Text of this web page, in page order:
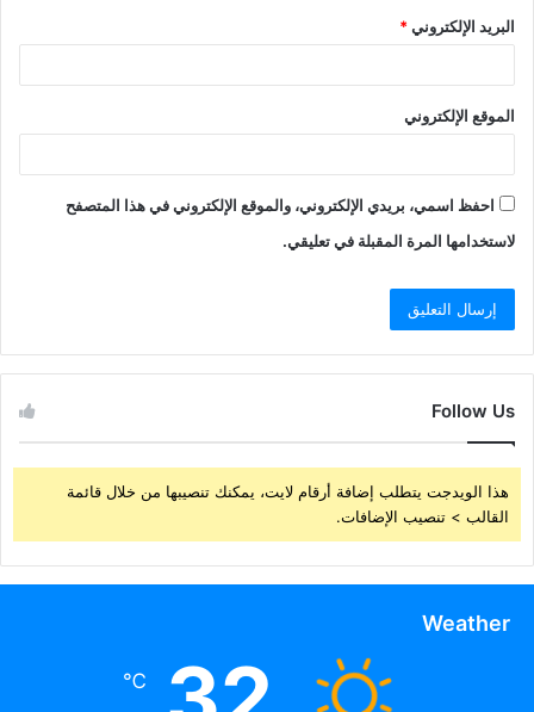
البريد الإلكتروني*
الموقع الإلكتروني
احفظ اسمي، بريدي الإلكتروني، والموقع الإلكتروني في هذا المتصفح
لاستخدامها المرة المقبلة في تعليقي.
Follow Us
هذا الويدجت يتطلب إضافة أرقام لايت، يمكنك تنصيبها من خلال قائمة
القالب > تنصيب الإضافات.
Weather
℃